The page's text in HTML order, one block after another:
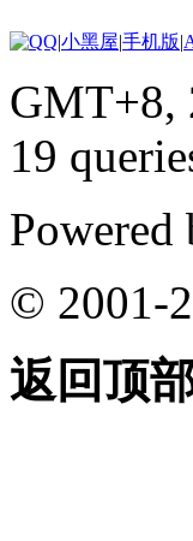
|小黑屋|手机版|
GMT+8,
19
Powered
© 2001-
返回顶